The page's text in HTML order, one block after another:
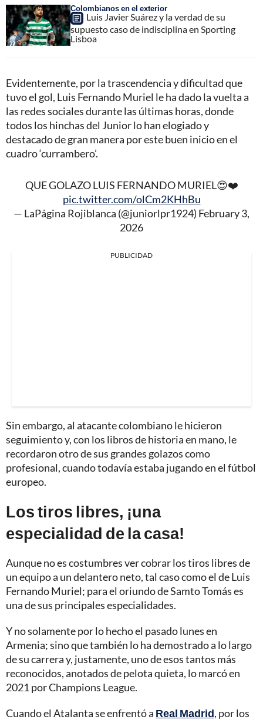
Colombianos en el exterior
Luis Javier Suárez y la verdad de su
supuesto caso de indisciplina en Sporting
Lisboa
Evidentemente, por la trascendencia y dificultad que
tuvo el gol, Luis Fernando Muriel le ha dado la vuelta a
las redes sociales durante las últimas horas, donde
todos los hinchas del Junior lo han elogiado y
destacado de gran manera por este buen inicio en el
cuadro ‘currambero’.
QUE GOLAZO LUIS FERNANDO MURIEL😍❤️
pic.twitter.com/olCm2KHhBu
— LaPágina Rojiblanca (@juniorlpr1924) February 3,
2026
PUBLICIDAD
Sin embargo, al atacante colombiano le hicieron
seguimiento y, con los libros de historia en mano, le
recordaron otro de sus grandes golazos como
profesional, cuando todavía estaba jugando en el fútbol
europeo.
Los tiros libres, ¡una
especialidad de la casa!
Aunque no es costumbres ver cobrar los tiros libres de
un equipo a un delantero neto, tal caso como el de Luis
Fernando Muriel; para el oriundo de Samto Tomás es
una de sus principales especialidades.
Y no solamente por lo hecho el pasado lunes en
Armenia; sino que también lo ha demostrado a lo largo
de su carrera y, justamente, uno de esos tantos más
reconocidos, anotados de pelota quieta, lo marcó en
2021 por Champions League.
Cuando el Atalanta se enfrentó a Real Madrid, por los